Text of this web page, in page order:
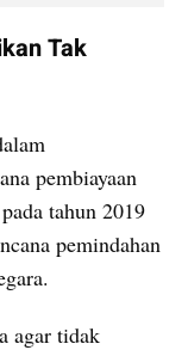
Tak
pembiayaan
tahun 2019
pemindahan
agar tidak